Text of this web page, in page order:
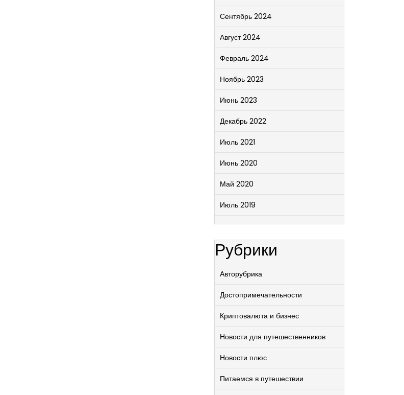
Сентябрь 2024
Август 2024
Февраль 2024
Ноябрь 2023
Июнь 2023
Декабрь 2022
Июль 2021
Июнь 2020
Май 2020
Июль 2019
Рубрики
Авторубрика
Достопримечательности
Криптовалюта и бизнес
Новости для путешественников
Новости плюс
Питаемся в путешествии